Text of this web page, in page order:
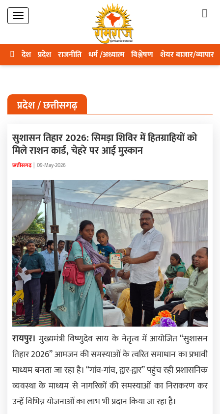
देश प्रदेश राजनीति धर्म /अध्यात्म विश्लेषण शेयर बाजार/व्यापार
प्रदेश / छत्तीसगढ़
सुशासन तिहार 2026: सिमड़ा शिविर में हितग्राहियों को
मिले राशन कार्ड, चेहरे पर आई मुस्कान
छत्तीसगढ़| 09-May-2026
रायपुर। मुख्यमंत्री विष्णुदेव साय के नेतृत्व में आयोजित “सुशासन
तिहार 2026” आमजन की समस्याओं के त्वरित समाधान का प्रभावी
माध्यम बनता जा रहा है। “गांव-गांव, द्वार-द्वार” पहुंच रही प्रशासनिक
व्यवस्था के माध्यम से नागरिकों की समस्याओं का निराकरण कर
उन्हें विभिन्न योजनाओं का लाभ भी प्रदान किया जा रहा है।